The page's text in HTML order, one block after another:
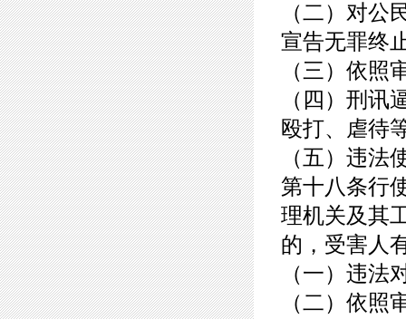
（二）对公
宣告无罪终
（三）依照
（四）刑讯
殴打、虐待
（五）违法
第十八条行
理机关及其
的，受害人
（一）违法
（二）依照